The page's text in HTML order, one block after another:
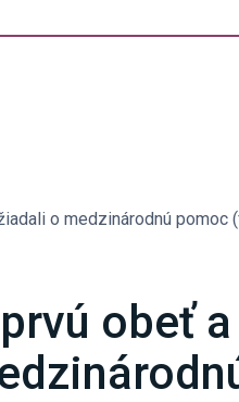
o medzinárodnú pomoc
obeť